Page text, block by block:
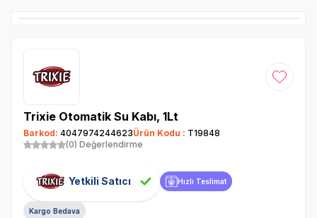
Favoriye
Trixie Otomatik Su Kabı, 1Lt
Barkod: 4047974244623Ürün Kodu : T19848
(0) Değerlendirme
Yetkili Satıcı Hızlı Teslimat
Kargo Bedava